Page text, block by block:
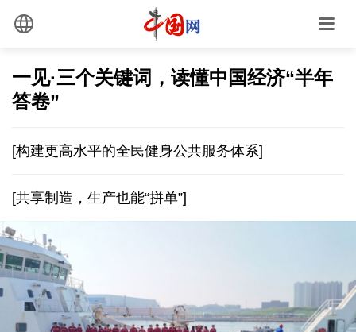
一见·三个关键词，读懂中国经济“半年
答卷”
[构建更高水平的全民健身公共服务体系]
[共享制造，生产也能“拼单”]